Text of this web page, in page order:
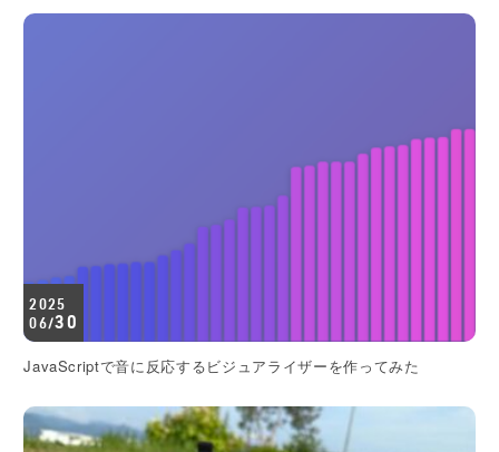
2025
06/30
JavaScriptで音に反応するビジュアライザーを作ってみた